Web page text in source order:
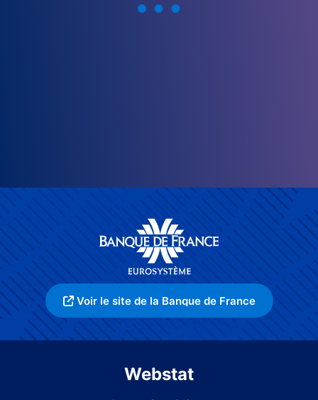
Voir le site de la Banque de France
Webstat